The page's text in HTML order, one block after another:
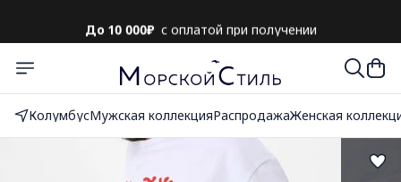
До 10 000₽ с оплатой при получении
КолумбусМужская коллекцияРаспродажаЖенская